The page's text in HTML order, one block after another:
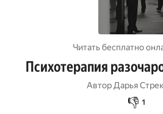
Читать бесплатно
Психотерапия
Автор Дарья
👎 1